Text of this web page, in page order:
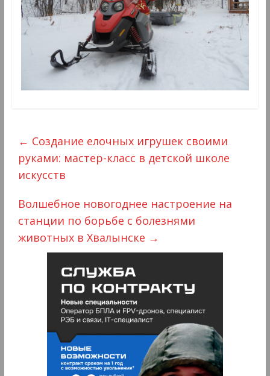
← Создание елочных игрушек своими
руками: мастер-класс в детской школе
искусств
Волшебное новогоднее настроение на
станции по борьбе с болезнями
животных в Хвалынске →